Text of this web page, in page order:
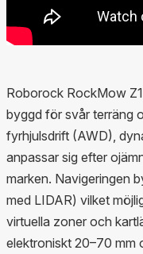
Roborock RockMow
byggd för svår terräng
fyrhjulsdrift (AWD),
anpassar sig efter
marken. Navigeringen
med LIDAR) vilket
virtuella zoner och
elektroniskt 20–70 mm